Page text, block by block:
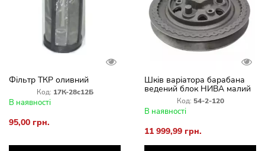
Фільтр ТКР оливний
Код: 17К-28с12Б
В наявності
95,00 грн.
Шків варіатора барабана
ведений блок НИВА малий
54-2-120Код: 54-2-120
В наявності
11 999,99 грн.